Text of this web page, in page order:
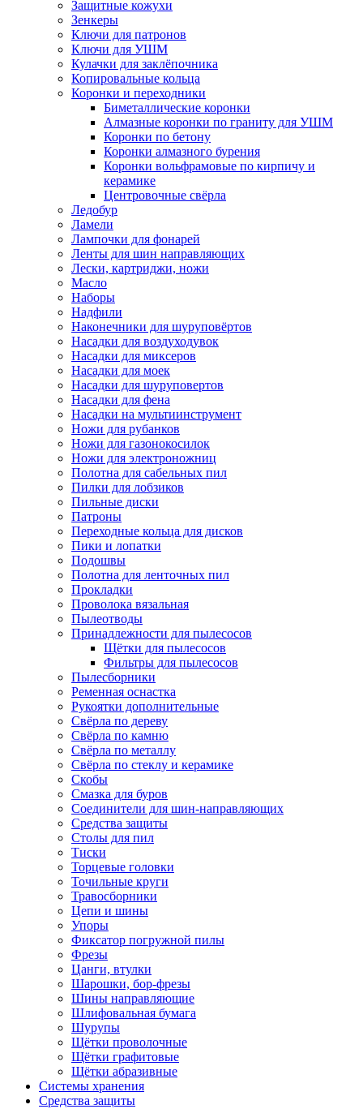
Защитные кожухи
Зенкеры
Ключи для патронов
Ключи для УШМ
Кулачки для заклёпочника
Копировальные кольца
Коронки и переходники
Биметаллические коронки
Алмазные коронки по граниту для УШМ
Коронки по бетону
Коронки алмазного бурения
Коронки вольфрамовые по кирпичу и
керамике
Центровочные свёрла
Ледобур
Ламели
Лампочки для фонарей
Ленты для шин направляющих
Лески, картриджи, ножи
Масло
Наборы
Надфили
Наконечники для шуруповёртов
Насадки для воздуходувок
Насадки для миксеров
Насадки для моек
Насадки для шуруповертов
Насадки для фена
Насадки на мультиинструмент
Ножи для рубанков
Ножи для газонокосилок
Ножи для электроножниц
Полотна для сабельных пил
Пилки для лобзиков
Пильные диски
Патроны
Переходные кольца для дисков
Пики и лопатки
Подошвы
Полотна для ленточных пил
Прокладки
Проволока вязальная
Пылеотводы
Принадлежности для пылесосов
Щётки для пылесосов
Фильтры для пылесосов
Пылесборники
Ременная оснастка
Рукоятки дополнительные
Свёрла по дереву
Свёрла по камню
Свёрла по металлу
Свёрла по стеклу и керамике
Скобы
Смазка для буров
Соединители для шин-направляющих
Средства защиты
Столы для пил
Тиски
Торцевые головки
Точильные круги
Травосборники
Цепи и шины
Упоры
Фиксатор погружной пилы
Фрезы
Цанги, втулки
Шарошки, бор-фрезы
Шины направляющие
Шлифовальная бумага
Шурупы
Щётки проволочные
Щётки графитовые
Щётки абразивные
Системы хранения
Средства защиты